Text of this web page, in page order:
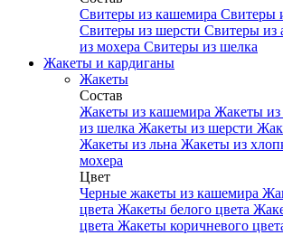
Свитеры из кашемира Свитеры
Свитеры из шерсти Свитеры из
из мохера Свитеры из шелка
Жакеты и кардиганы
Жакеты
Состав
Жакеты из кашемира Жакеты из
из шелка Жакеты из шерсти
Жакеты из льна Жакеты из
мохера
Цвет
Черные жакеты из кашемира
цвета Жакеты белого цвета
цвета Жакеты коричневого